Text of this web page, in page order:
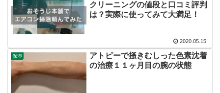
クリーニングの値段と口コミ評判
は？実際に使ってみて大満足！
2020.05.15
保湿
アトピーで掻きむしった色素沈着
の治療１１ヶ月目の腕の状態